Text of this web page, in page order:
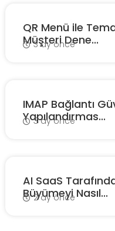
QR Menü ile
Müşteri Dene...
3 ay önce
IMAP Bağlantı
Yapılandırmas...
3 ay önce
AI SaaS
Büyümeyi Nasıl...
2 ay önce